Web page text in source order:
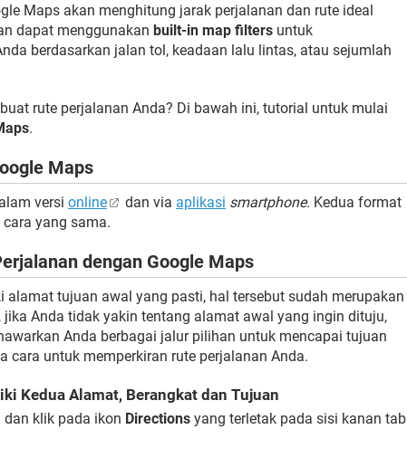
Maps akan menghitung jarak perjalanan dan rute ideal
dapat menggunakan built-in map filters untuk
berdasarkan jalan tol, keadaan lalu lintas, atau sejumlah
rute perjalanan Anda? Di bawah ini, tutorial untuk mulai
.
Maps
versi online dan via aplikasi smartphone. Kedua format
yang sama.
dengan Google Maps
alamat tujuan awal yang pasti, hal tersebut sudah merupakan
jika Anda tidak yakin tentang alamat awal yang ingin dituju,
Anda berbagai jalur pilihan untuk mencapai tujuan
cara untuk memperkiran rute perjalanan Anda.
Kedua Alamat, Berangkat dan Tujuan
dan klik pada ikon Directions yang terletak pada sisi kanan tab